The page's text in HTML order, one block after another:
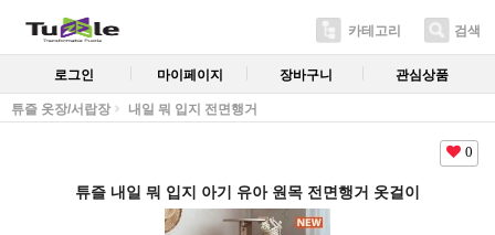
카테고리 검색
로그인 마이페이지 장바구니 관심상품
튜즐 옷장/서랍장 내일 뭐 입지 전면행거
0
튜즐 내일 뭐 입지 아기 유아 원목 전면행거 옷걸이